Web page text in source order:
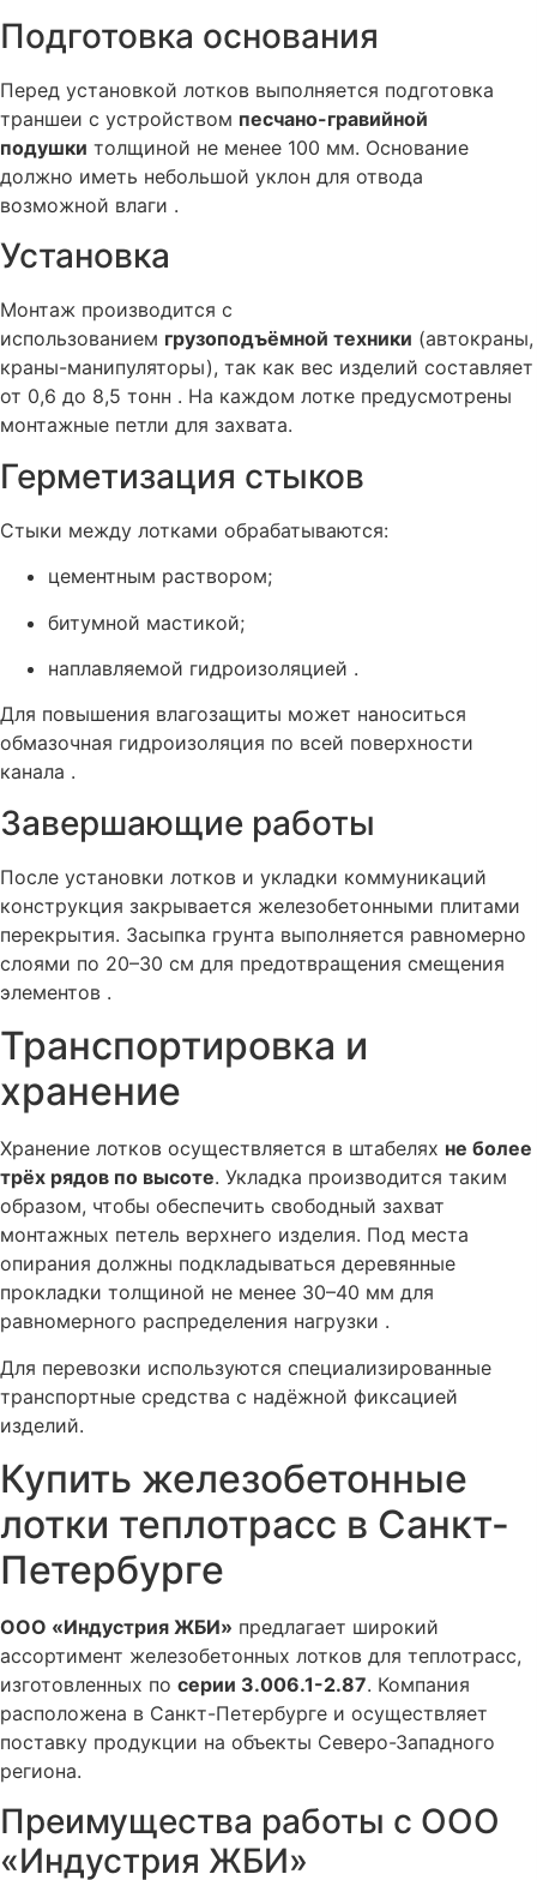
Подготовка основания
Перед установкой лотков выполняется подготовка
траншеи с устройством песчано-гравийной
подушки толщиной не менее 100 мм. Основание
должно иметь небольшой уклон для отвода
возможной влаги .
Установка
Монтаж производится с
использованием грузоподъёмной техники (автокраны,
краны-манипуляторы), так как вес изделий составляет
от 0,6 до 8,5 тонн . На каждом лотке предусмотрены
монтажные петли для захвата.
Герметизация стыков
Стыки между лотками обрабатываются:
цементным раствором;
битумной мастикой;
наплавляемой гидроизоляцией .
Для повышения влагозащиты может наноситься
обмазочная гидроизоляция по всей поверхности
канала .
Завершающие работы
После установки лотков и укладки коммуникаций
конструкция закрывается железобетонными плитами
перекрытия. Засыпка грунта выполняется равномерно
слоями по 20–30 см для предотвращения смещения
элементов .
Транспортировка и
хранение
Хранение лотков осуществляется в штабелях не более
трёх рядов по высоте. Укладка производится таким
образом, чтобы обеспечить свободный захват
монтажных петель верхнего изделия. Под места
опирания должны подкладываться деревянные
прокладки толщиной не менее 30–40 мм для
равномерного распределения нагрузки .
Для перевозки используются специализированные
транспортные средства с надёжной фиксацией
изделий.
Купить железобетонные
лотки теплотрасс в Санкт-
Петербурге
ООО «Индустрия ЖБИ» предлагает широкий
ассортимент железобетонных лотков для теплотрасс,
изготовленных по серии 3.006.1-2.87. Компания
расположена в Санкт-Петербурге и осуществляет
поставку продукции на объекты Северо-Западного
региона.
Преимущества работы с ООО
«Индустрия ЖБИ»